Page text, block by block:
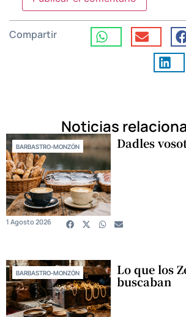
Compartir
Noticias
BARBASTRO-MONZÓN Dadles
1 Agosto 2026
BARBASTRO-MONZÓN Lo que los
buscaban